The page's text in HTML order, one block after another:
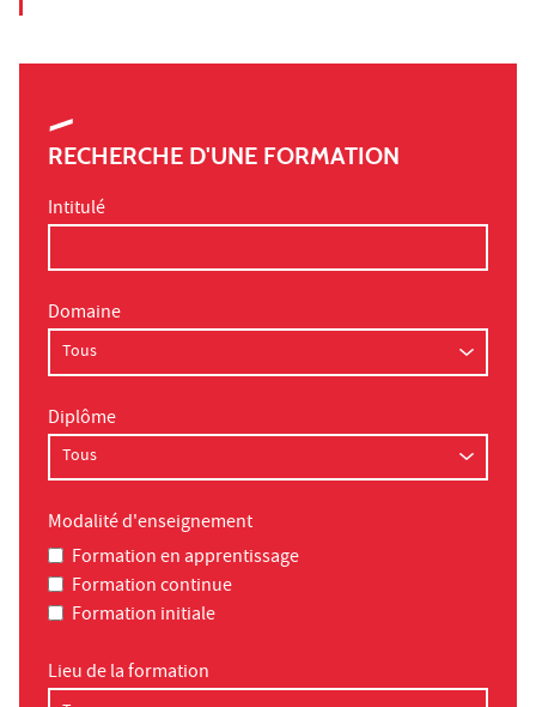
RECHERCHE D'UNE FORMATION
Intitulé
Domaine
Diplôme
Modalité d'enseignement
Formation en apprentissage
Formation continue
Formation initiale
Lieu de la formation